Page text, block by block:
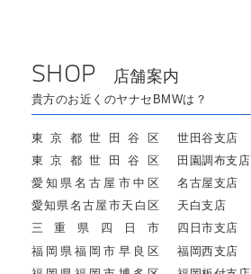
SHOP 店舗案内
貴方のお近くのヤナセBMWは？
東京都世田谷区
世田谷支店
東京都世田谷区
田園調布支店
愛知県名古屋市中区
名古屋支店
愛知県名古屋市天白区
天白支店
三重県四日市
四日市支店
福岡県福岡市早良区
福岡西支店